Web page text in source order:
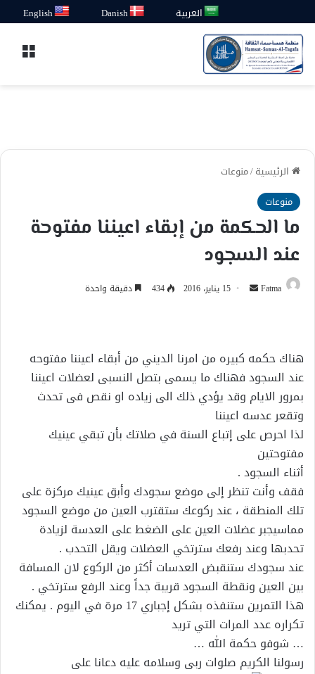
العربية Danish
English
الرئيسية/منوعات
منوعات
ما الحكمة من إبقاء اعيننا مفتوحة
عند السجود
Fatma
أرسل 15 يناير، 2016 434 دقيقة واحدة
هناك حكمه كبيره من امرنا الديني من أبقاء اعيننا مفتوحه
عند السجود فهناك ما يسمى بتصل النسبى لعضلات اعيننا
بمرور الايام وقد يؤدي ذلك الى زياده او نقص فى تحدث
وتقعر عدسه اعيننا
لذا احرص على إتباع السنة في صلاتك بأن تبقي عينيك
مفتوحتين
أثناء السجود .
فقف وأنت تنظر إلى موضع سجودك وأبق عينيك مركزة على
تلك المنطقة ، عند ركوعك ستقترب العين من موضع السجود
مماسيجبر عضلات العين على الضغط على العدسة لزيادة
تحدبها وعند رفعك سترتخي العضلات ويقل التحدب .
عند سجودك ستنقبض العدسات أكثر من الركوع لان المسافة
بين العين ونقطة السجود قريبة جداً وعند الرفع سترتخي .
هذا التمرين ستنفذه بشكل إجباري 17 مرة في اليوم . يمكنك
تكراره عدد المرات التي تريد
… شوفو حكمة الله …
رسولنا الكريم صلوات ربى وسلامه عليه دعانا على